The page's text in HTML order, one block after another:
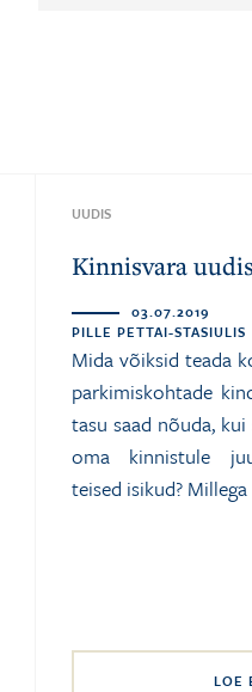
UUDIS
Kinnisvara
03.07.2019
PILLE PETTAI-STASIULIS
Mida võiksid teada
parkimiskohtade
tasu saad nõuda,
oma kinnistule
teised isikud?
LOE